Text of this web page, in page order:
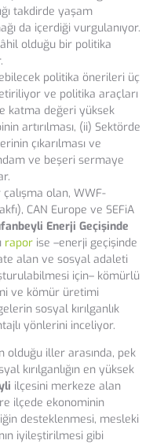
takdirde yaşam
da içerdiği vurgulanıyor.
olduğu bir politika
politika önerileri üç
ve politika araçları
katma değeri yüksek
artırılması, (ii) Sektörde
çıkarılması ve
ve beşeri sermaye
olan, WWF-
CAN Europe ve SEFiA
Enerji Geçişinde
rapor ise –enerji geçişinde
alan ve sosyal adaleti
için– kömürlü
ve kömür üretimi
sosyal kırılganlık
yönlerini inceliyor.
olduğu iller arasında, pek
kırılganlığın en yüksek
ilçesini merkeze alan
ilçede ekonominin
desteklenmesi, mesleki
iyileştirilmesi gibi